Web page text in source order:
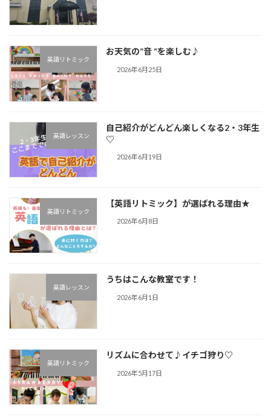
英語リトミック
お天気の”音 “を楽しむ♪︎
2026年6月25日
英語レッスン
自己紹介がどんどん楽しくなる2・3年生
♡
2026年6月19日
英語リトミック
【英語リトミック】が選ばれる理由★
2026年6月8日
英語レッスン
うちはこんな教室です！
2026年6月1日
英語リトミック
リズムに合わせて♪︎イチゴ狩り♡
2026年5月17日